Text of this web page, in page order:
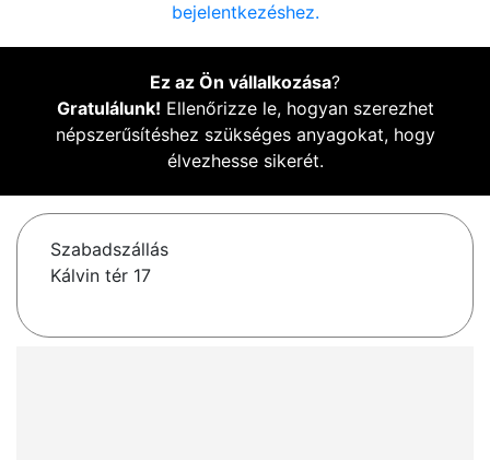
bejelentkezéshez.
Ez az Ön vállalkozása?
Gratulálunk! Ellenőrizze le, hogyan szerezhet
népszerűsítéshez szükséges anyagokat, hogy
élvezhesse sikerét.
Szabadszállás
Kálvin tér 17